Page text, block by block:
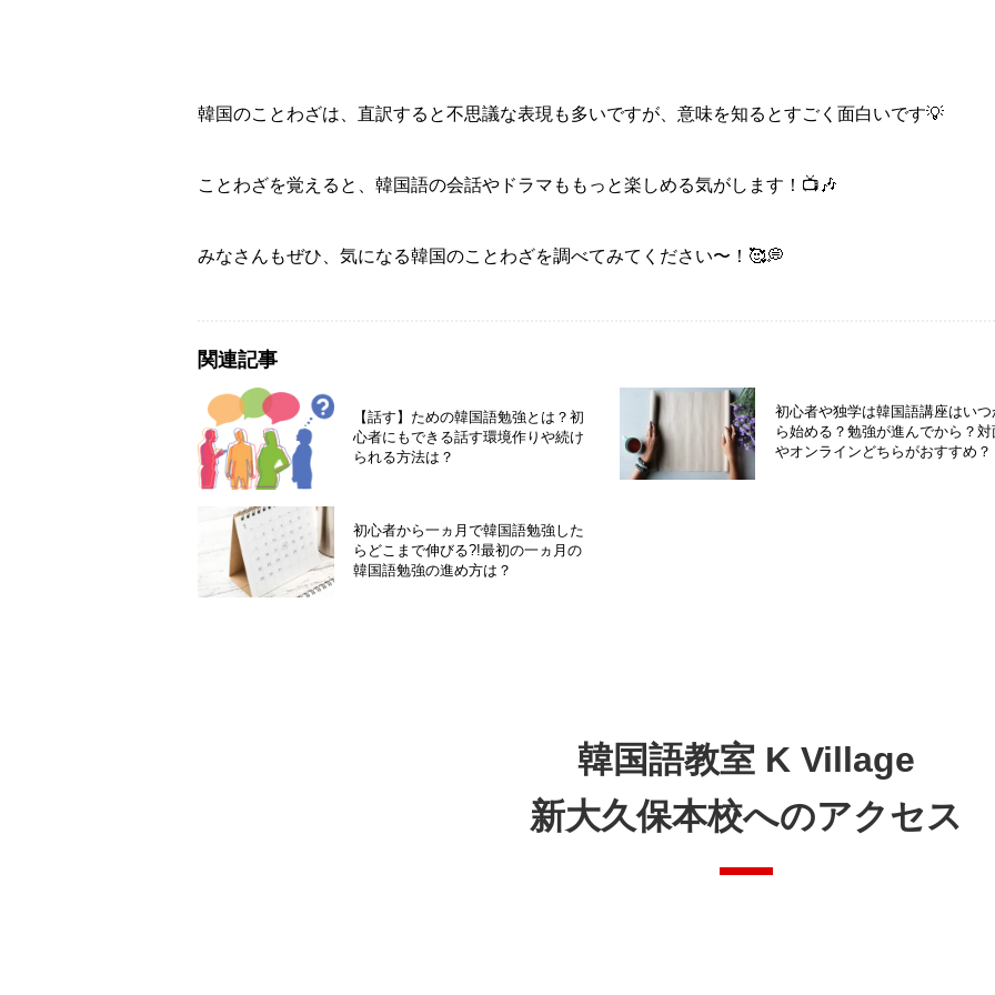
韓国のことわざは、直訳すると不思議な表現も多いですが、意味を知るとすごく面白いです💡
ことわざを覚えると、韓国語の会話やドラマももっと楽しめる気がします！📺🎶
みなさんもぜひ、気になる韓国のことわざを調べてみてください〜 ！🥰💭
関連記事
【話す】ための韓国語勉強とは？初
心者にもできる話す環境作りや続け
られる方法は？
初心者や独学は韓国語講座はいつ
ら始める？勉強が進んでから？対
やオンラインどちらがおすすめ？
初心者から一ヵ月で韓国語勉強した
らどこまで伸びる?!最初の一ヵ月の
韓国語勉強の進め方は？
韓国語教室 K Village
新大久保本校へのアクセス